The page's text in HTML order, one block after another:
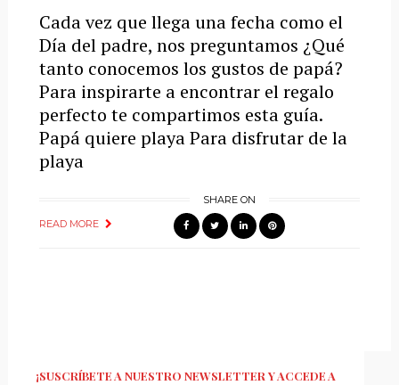
Cada vez que llega una fecha como el
Día del padre, nos preguntamos ¿Qué
tanto conocemos los gustos de papá?
Para inspirarte a encontrar el regalo
perfecto te compartimos esta guía.
Papá quiere playa Para disfrutar de la
playa
READ MORE
SHARE ON
¡SUSCRÍBETE A NUESTRO NEWSLETTER Y ACCEDE A